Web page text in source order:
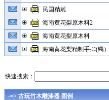
民国精雕
海南黄花梨原木料2
海南黄花梨原木料
海南黄花梨精制手排(镯）
快速搜索：
-=> 古玩竹木雕漆器 图例